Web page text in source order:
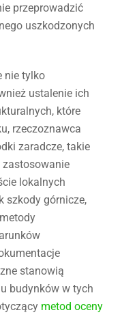
przeprowadzić
uszkodzonych
nie tylko
ustalenie ich
które
rzeczoznawca
zaradcze, takie
lokalnych
szkody górnicze,
stanowią
budynków w tych
metod oceny